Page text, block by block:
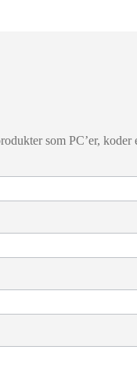
som PC’er, koder